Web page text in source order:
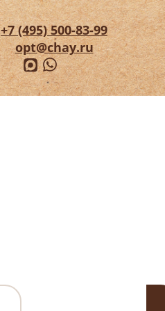
+7 (495) 500-83-99
opt@chay.ru